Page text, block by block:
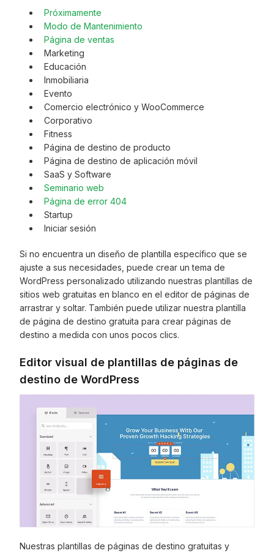
Próximamente
Modo de Mantenimiento
Página de ventas
Marketing
Educación
Inmobiliaria
Evento
Comercio electrónico y WooCommerce
Corporativo
Fitness
Página de destino de producto
Página de destino de aplicación móvil
SaaS y Software
Seminario web
Página de error 404
Startup
Iniciar sesión
Si no encuentra un diseño de plantilla específico que se
ajuste a sus necesidades, puede crear un tema de
WordPress personalizado utilizando nuestras plantillas de
sitios web gratuitas en blanco en el editor de páginas de
arrastrar y soltar. También puede utilizar nuestra plantilla
de página de destino gratuita para crear páginas de
destino a medida con unos pocos clics.
Editor visual de plantillas de páginas de
destino de WordPress
Nuestras plantillas de páginas de destino gratuitas y